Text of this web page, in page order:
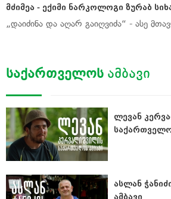
მძიმეა - ექიმი ნარკოლოგი ზურაბ
„დაიძინა და აღარ გაიღვიძა“ - ასე
ᲡᲐᲥᲐᲠᲗᲕᲔᲚᲝᲡ ᲐᲛᲑᲐᲕᲘ
ლევან
ასლან
ამბავი